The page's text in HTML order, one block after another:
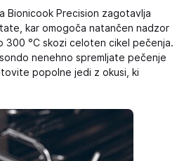
Bionicook Precision zagotavlja
kar omogoča natančen nadzor
°C skozi celoten cikel pečenja.
nenehno spremljate pečenje
popolne jedi z okusi, ki